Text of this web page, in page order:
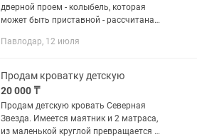
дверной проем - колыбель, которая
может быть приставной - рассчитана
красивое и качественное исполнение
Павлодар, 12 июля
Продам кроватку детскую
20 000 ₸
Продам детскую кровать Северная
Звезда. Имеется маятник и 2 матраса,
из маленькой круглой превращается в